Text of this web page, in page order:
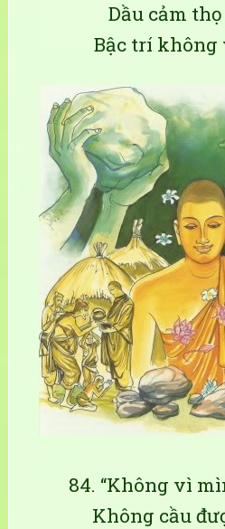
Dầu cảm
Bậc trí không
84. “Không vì
Không cầu